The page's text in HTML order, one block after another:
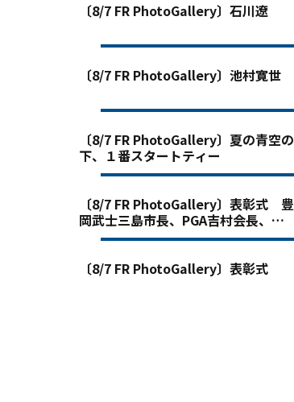
〔8/7 FR PhotoGallery〕石川遼
〔8/7 FR PhotoGallery〕池村寛世
〔8/7 FR PhotoGallery〕夏の青空の
下、１番スタートティー
〔8/7 FR PhotoGallery〕表彰式 豊
岡武士三島市長、PGA吉村会長、堀
川選手、グランフィールズCC森喜朗
〔8/7 FR PhotoGallery〕表彰式